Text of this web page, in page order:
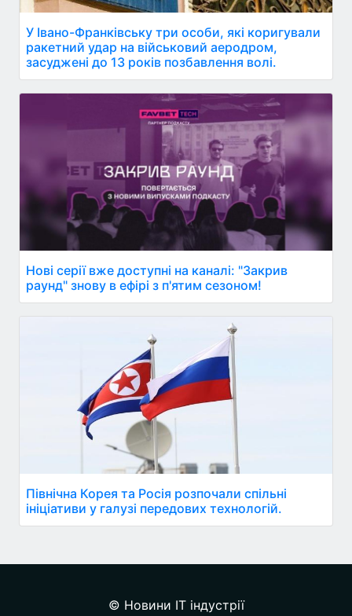
У Івано-Франківську три особи, які коригували
ракетний удар на військовий аеродром,
засуджені до 13 років позбавлення волі.
Нові серії вже доступні на каналі: "Закрив
раунд" знову в ефірі з п'ятим сезоном!
Північна Корея та Росія розпочали спільні
ініціативи у галузі передових технологій.
© Новини IT індустрії